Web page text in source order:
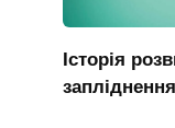
Історія